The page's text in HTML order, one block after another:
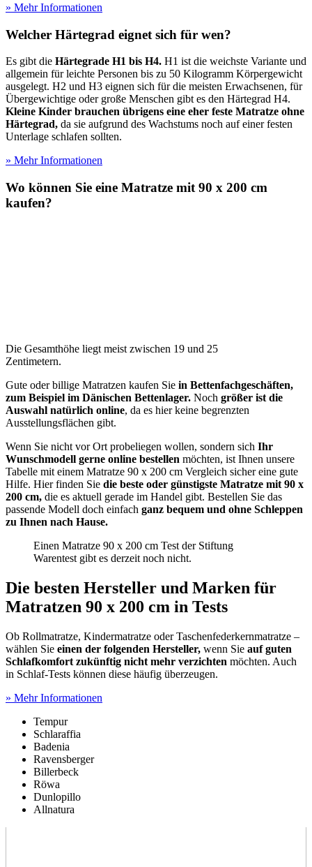
» Mehr Informationen
Welcher Härtegrad eignet sich für wen?
Es gibt die Härtegrade H1 bis H4. H1 ist die weichste Variante und
allgemein für leichte Personen bis zu 50 Kilogramm Körpergewicht
ausgelegt. H2 und H3 eignen sich für die meisten Erwachsenen, für
Übergewichtige oder große Menschen gibt es den Härtegrad H4.
Kleine Kinder brauchen übrigens eine eher feste Matratze ohne
Härtegrad, da sie aufgrund des Wachstums noch auf einer festen
Unterlage schlafen sollten.
» Mehr Informationen
Wo können Sie eine Matratze mit 90 x 200 cm
kaufen?
Die Gesamthöhe liegt meist zwischen 19 und 25
Zentimetern.
Gute oder billige Matratzen kaufen Sie in Bettenfachgeschäften,
zum Beispiel im Dänischen Bettenlager. Noch größer ist die
Auswahl natürlich online, da es hier keine begrenzten
Ausstellungsflächen gibt.
Wenn Sie nicht vor Ort probeliegen wollen, sondern sich Ihr
Wunschmodell gerne online bestellen möchten, ist Ihnen unsere
Tabelle mit einem Matratze 90 x 200 cm Vergleich sicher eine gute
Hilfe. Hier finden Sie die beste oder günstigste Matratze mit 90 x
200 cm, die es aktuell gerade im Handel gibt. Bestellen Sie das
passende Modell doch einfach ganz bequem und ohne Schleppen
zu Ihnen nach Hause.
Einen Matratze 90 x 200 cm Test der Stiftung
Warentest gibt es derzeit noch nicht.
Die besten Hersteller und Marken für
Matratzen 90 x 200 cm in Tests
Ob Rollmatratze, Kindermatratze oder Taschenfederkernmatratze –
wählen Sie einen der folgenden Hersteller, wenn Sie auf guten
Schlafkomfort zukünftig nicht mehr verzichten möchten. Auch
in Schlaf-Tests können diese häufig überzeugen.
» Mehr Informationen
Tempur
Schlaraffia
Badenia
Ravensberger
Billerbeck
Röwa
Dunlopillo
Allnatura